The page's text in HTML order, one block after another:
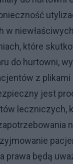
w
które
do hurtowni,
z plikami
jest
leczniczych,
prawa będą